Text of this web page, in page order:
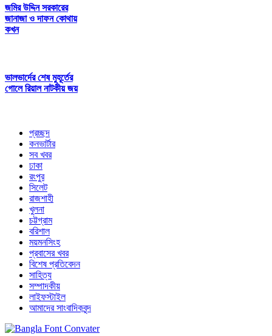
জমির উদ্দিন সরকারের
জানাজা ও দাফন কোথায়
কখন
ভালভার্দের শেষ মুহূর্তের
গোলে রিয়াল নাটকীয় জয়
প্রচ্ছদ
কনভার্টার
সব খবর
ঢাকা
রংপুর
সিলেট
রাজশাহী
খুলনা
চট্টগ্রাম
বরিশাল
ময়মনসিংহ
প্রবাসের খবর
বিশেষ প্রতিবেদন
সাহিত্য
সম্পাদকীয়
লাইফস্টাইল
আমাদের সাংবাদিকবৃন্দ